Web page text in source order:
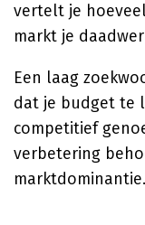
vertelt je
markt je
Een laag
dat je budget te
competitief
verbetering
marktdominantie.